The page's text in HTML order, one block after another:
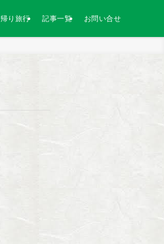
り旅行 記事一覧 お問い合せ